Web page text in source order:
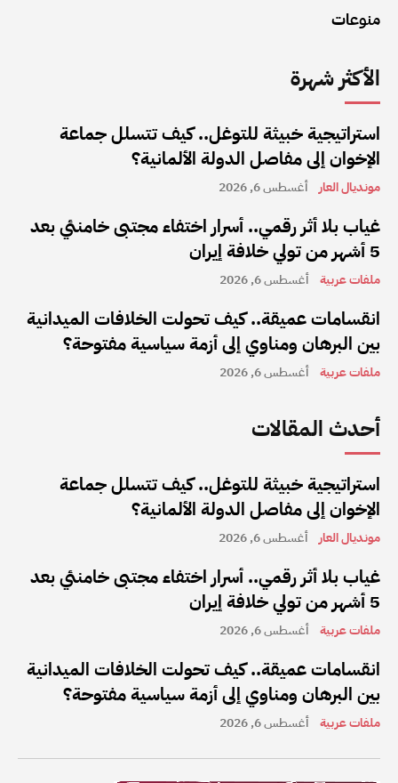
منوعات
الأكثر شهرة
استراتيجية خبيثة للتوغل.. كيف تتسلل جماعة
الإخوان إلى مفاصل الدولة الألمانية؟
مونديال العار أغسطس 6, 2026
غياب بلا أثر رقمي.. أسرار اختفاء مجتبى خامنئي بعد
5 أشهر من تولي خلافة إيران
ملفات عربية أغسطس 6, 2026
انقسامات عميقة.. كيف تحولت الخلافات الميدانية
بين البرهان ومناوي إلى أزمة سياسية مفتوحة؟
ملفات عربية أغسطس 6, 2026
أحدث المقالات
استراتيجية خبيثة للتوغل.. كيف تتسلل جماعة
الإخوان إلى مفاصل الدولة الألمانية؟
مونديال العار أغسطس 6, 2026
غياب بلا أثر رقمي.. أسرار اختفاء مجتبى خامنئي بعد
5 أشهر من تولي خلافة إيران
ملفات عربية أغسطس 6, 2026
انقسامات عميقة.. كيف تحولت الخلافات الميدانية
بين البرهان ومناوي إلى أزمة سياسية مفتوحة؟
ملفات عربية أغسطس 6, 2026